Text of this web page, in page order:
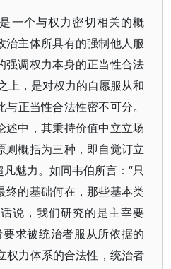
一个与权力密切相关的概
治主体所具有的强制他人服
强调权力本身的正当性合法
上，是对权力的自愿服从和
正当性合法性密不可分。
述中，其秉持价值中立立场
则概括为三种，即自觉订立
魅力。如同韦伯所言：“只
终的基础何在，那些基本类
说，我们研究的是主宰要
求被统治者服从所依据的
权力体系的合法性，统治者